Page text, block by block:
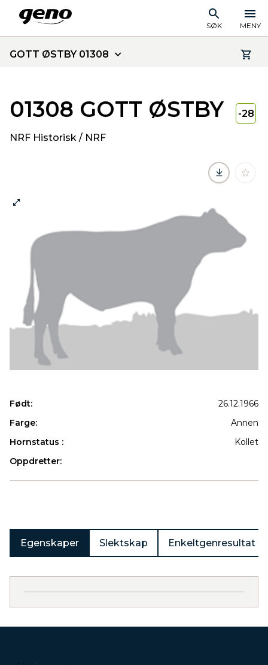
SØK MENY
GOTT ØSTBY 01308
01308 GOTT ØSTBY
NRF Historisk / NRF
-28
Født:
26.12.1966
Farge:
Annen
Hornstatus :
Kollet
Oppdretter:
Egenskaper Slektskap Enkeltgenresultat